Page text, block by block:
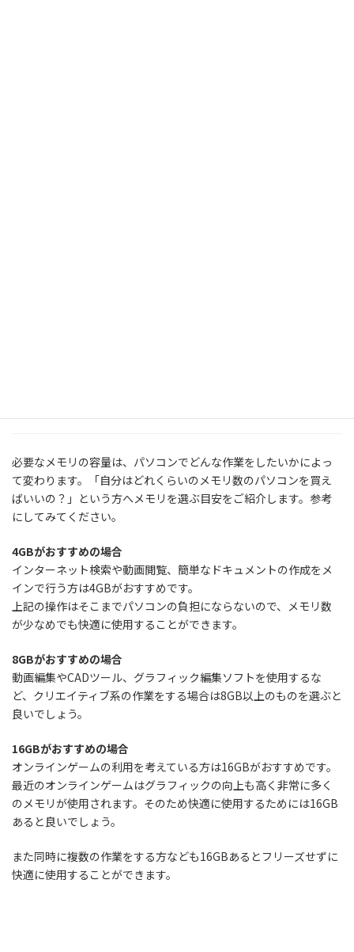
必要なメモリの容量は、パソコンでどんな作業をしたいかによっ
て変わります。「自分はどれくらいのメモリ数のパソコンを買え
ばいいの？」という方へメモリを選ぶ目安をご紹介します。参考
にしてみてください。
4GBがおすすめの場合
インターネット検索や動画閲覧、簡単なドキュメントの作成をメ
インで行う方は4GBがおすすめです。
上記の操作はそこまでパソコンの負担にならないので、メモリ数
が少なめでも快適に使用することができます。
8GBがおすすめの場合
動画編集やCADツール、グラフィック編集ソフトを使用するな
ど、クリエイティブ系の作業をする場合は8GB以上のものを選ぶと
良いでしょう。
16GBがおすすめの場合
オンラインゲームの利用を考えている方は16GBがおすすめです。
最近のオンラインゲームはグラフィックの向上も高く非常に多く
のメモリが使用されます。そのため快適に使用するためには16GB
あると良いでしょう。
また同時に複数の作業をする方なども16GBあるとフリーズせずに
快適に使用することができます。